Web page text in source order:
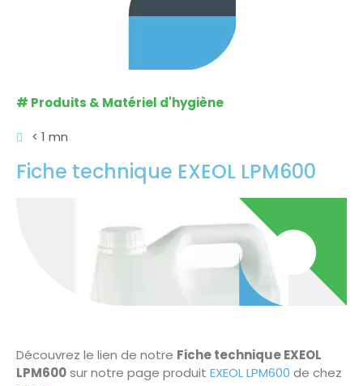
# Produits & Matériel d'hygiène
< 1 mn
Fiche technique EXEOL LPM600
Découvrez le lien de notre Fiche technique EXEOL
LPM600sur notre page produit EXEOL LPM600 de chez